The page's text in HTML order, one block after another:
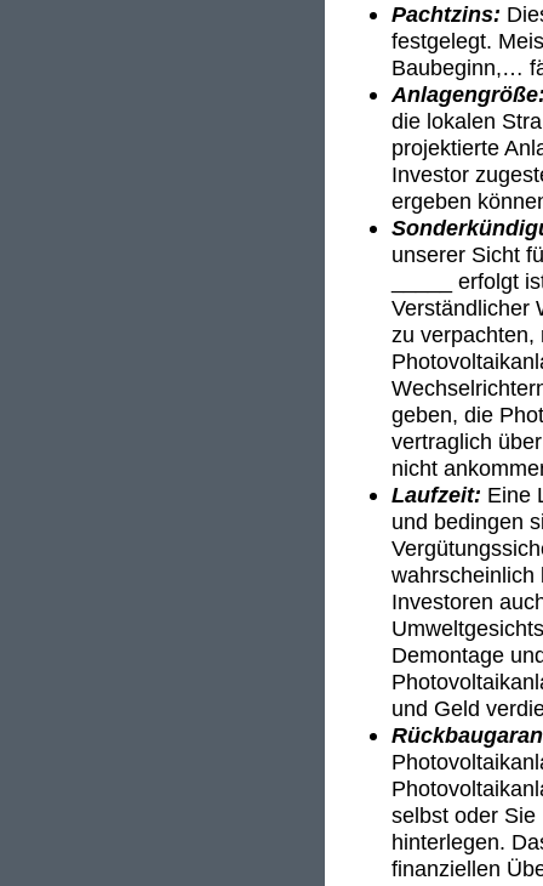
Pachtzins:
festgelegt.
Baubeginn,…
die lokalen
projektierte
Investor
ergeben
unserer Sicht
_____ erfolgt
Verständlicher
zu verpachten,
geben, die
vertraglich
nicht
Laufzeit: Eine
und bedingen
wahrscheinlich
Investoren
Demontage
und Geld
selbst oder Sie
hinterlegen.
finanziellen